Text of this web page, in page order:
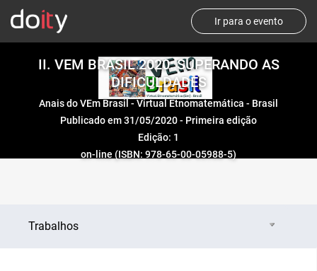
Ir para o evento
II. VEM BRASIL 2020: SUPERANDO AS
DIFICULDADES
Anais do VEm Brasil - Virtual Etnomatemática - Brasil
Publicado em 31/05/2020 - Primeira edição
Edição: 1
on-line (ISBN: 978-65-00-05988-5)
Trabalhos